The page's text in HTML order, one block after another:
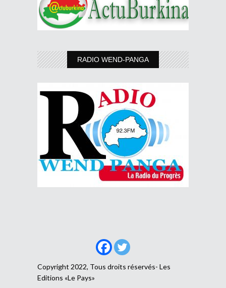
RADIO WEND-PANGA
Copyright 2022, Tous droits réservés- Les
Editions «Le Pays»